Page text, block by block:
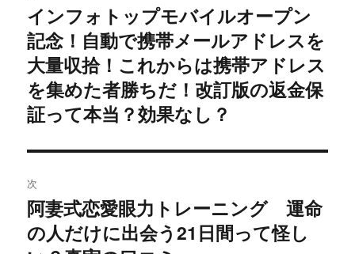
稿
ナ
ビ
ゲ
ー
シ
ョ
ン
過
去
の
投
稿:
インフォトップモバイルオープン
記念！自動で携帯メールアドレスを
大量収拾！これからは携帯アドレス
を集めた者勝ちだ！改訂版の返金保
証って本当？効果なし？
次
次
の
阿妻式恋愛眼力トレーニング 運命
の人だけに出会う21日間って怪し